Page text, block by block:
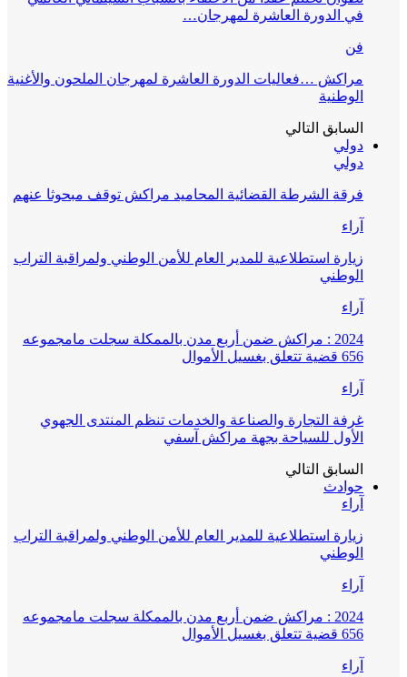
في الدورة العاشرة لمهرجان…
فن
مراكش …فعاليات الدورة العاشرة لمهرجان الملحون والأغنية
الوطنية
السابق التالي
دولي
دولي
فرقة الشرطة القضائية المحاميد مراكش توقف مبحوثا عنهم
آراء
زيارة استطلاعية للمدير العام للأمن الوطني ولمراقبة التراب
الوطني
آراء
2024 : مراكش ضمن أربع مدن بالممكلة سجلت مامجموعه
656 قضية تتعلق بغسيل الأموال
آراء
غرفة التجارة والصناعة والخدمات تنظم المنتدى الجهوي
الأول للسياحة بجهة مراكش آسفي
السابق التالي
حوادث
آراء
زيارة استطلاعية للمدير العام للأمن الوطني ولمراقبة التراب
الوطني
آراء
2024 : مراكش ضمن أربع مدن بالممكلة سجلت مامجموعه
656 قضية تتعلق بغسيل الأموال
آراء